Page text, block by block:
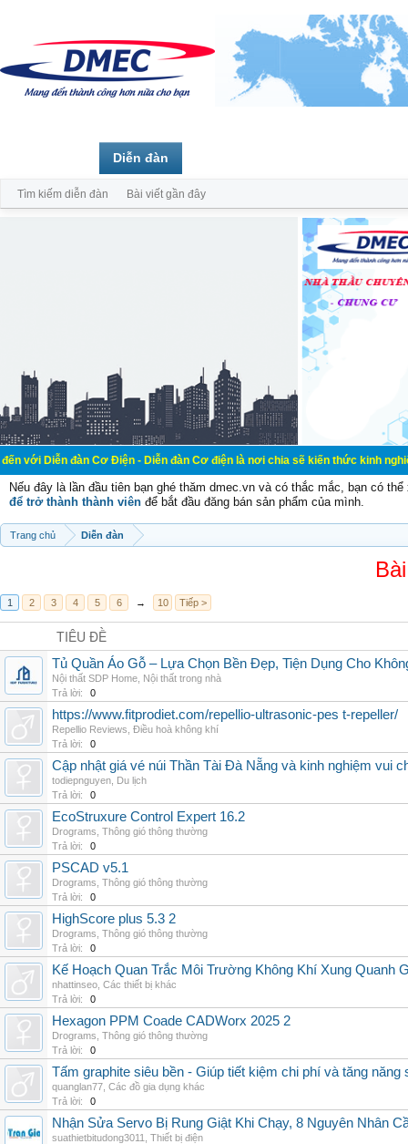
đàn Cơ Điện - Diễn đàn Cơ điện là nơi chia sẽ kiến thức kinh nghiệm trong
Nếu đây là lần đầu tiên bạn ghé thăm dmec.vn và có thắc mắc, bạn có
để trở thành thành viên để bắt đầu đăng bán sản phẩm của mình.
Trang chủ Diễn đàn
1 2 3 4 5 6 → 10 Tiếp >
TIÊU ĐỀ
Tủ Quần Áo Gỗ – Lựa Chọn Bền Đẹp, Tiện Dụng Cho
Nội thất SDP Home Nội thất trong nhà
Trả lời:
0
https://www.fitprodiet.com/repellio-ultrasonic-pes t-repeller/
Repellio Reviews Điều hoà không khí
Trả lời:
0
Cập nhật giá vé núi Thần Tài Đà Nẵng và kinh nghiệm vui
todiepnguyen Du lịch
Trả lời:
0
EcoStruxure Control Expert 16.2
Drograms Thông gió thông thường
Trả lời:
0
PSCAD v5.1
Drograms Thông gió thông thường
Trả lời:
0
HighScore plus 5.3 2
Drograms Thông gió thông thường
Trả lời:
0
Kế Hoạch Quan Trắc Môi Trường Không Khí Xung Quanh
nhattinseo Các thiết bị khác
Trả lời:
0
Hexagon PPM Coade CADWorx 2025 2
Drograms Thông gió thông thường
Trả lời:
0
Tấm graphite siêu bền - Giúp tiết kiệm chi phí và tăng năng
quanglan77 Các đồ gia dụng khác
Trả lời:
0
Nhận Sửa Servo Bị Rung Giật Khi Chạy, 8 Nguyên Nhân
suathietbitudong3011
Thiết bị điện
Diễn đàn
Tìm kiếm diễn đàn Bài viết gần đây